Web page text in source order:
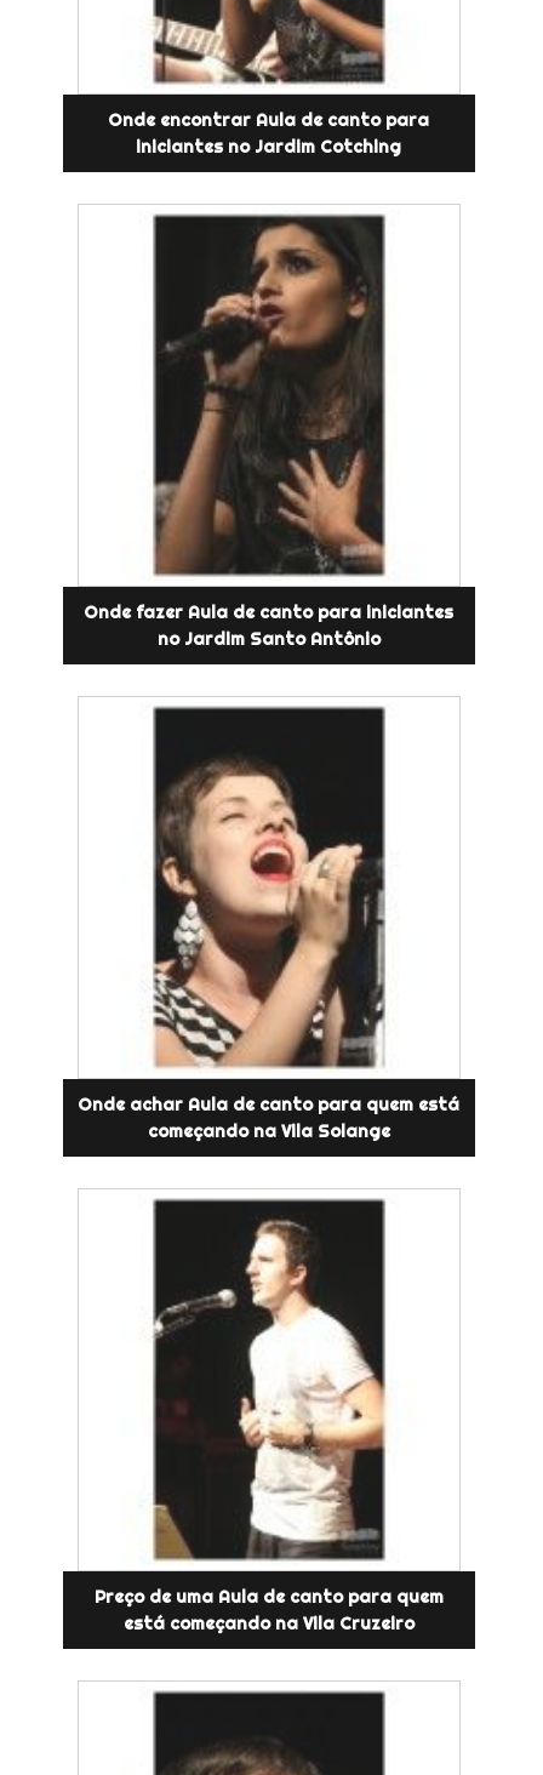
Onde encontrar Aula de canto para
iniciantes no Jardim Cotching
Onde fazer Aula de canto para iniciantes
no Jardim Santo Antônio
Onde achar Aula de canto para quem está
começando na Vila Solange
Preço de uma Aula de canto para quem
está começando na Vila Cruzeiro